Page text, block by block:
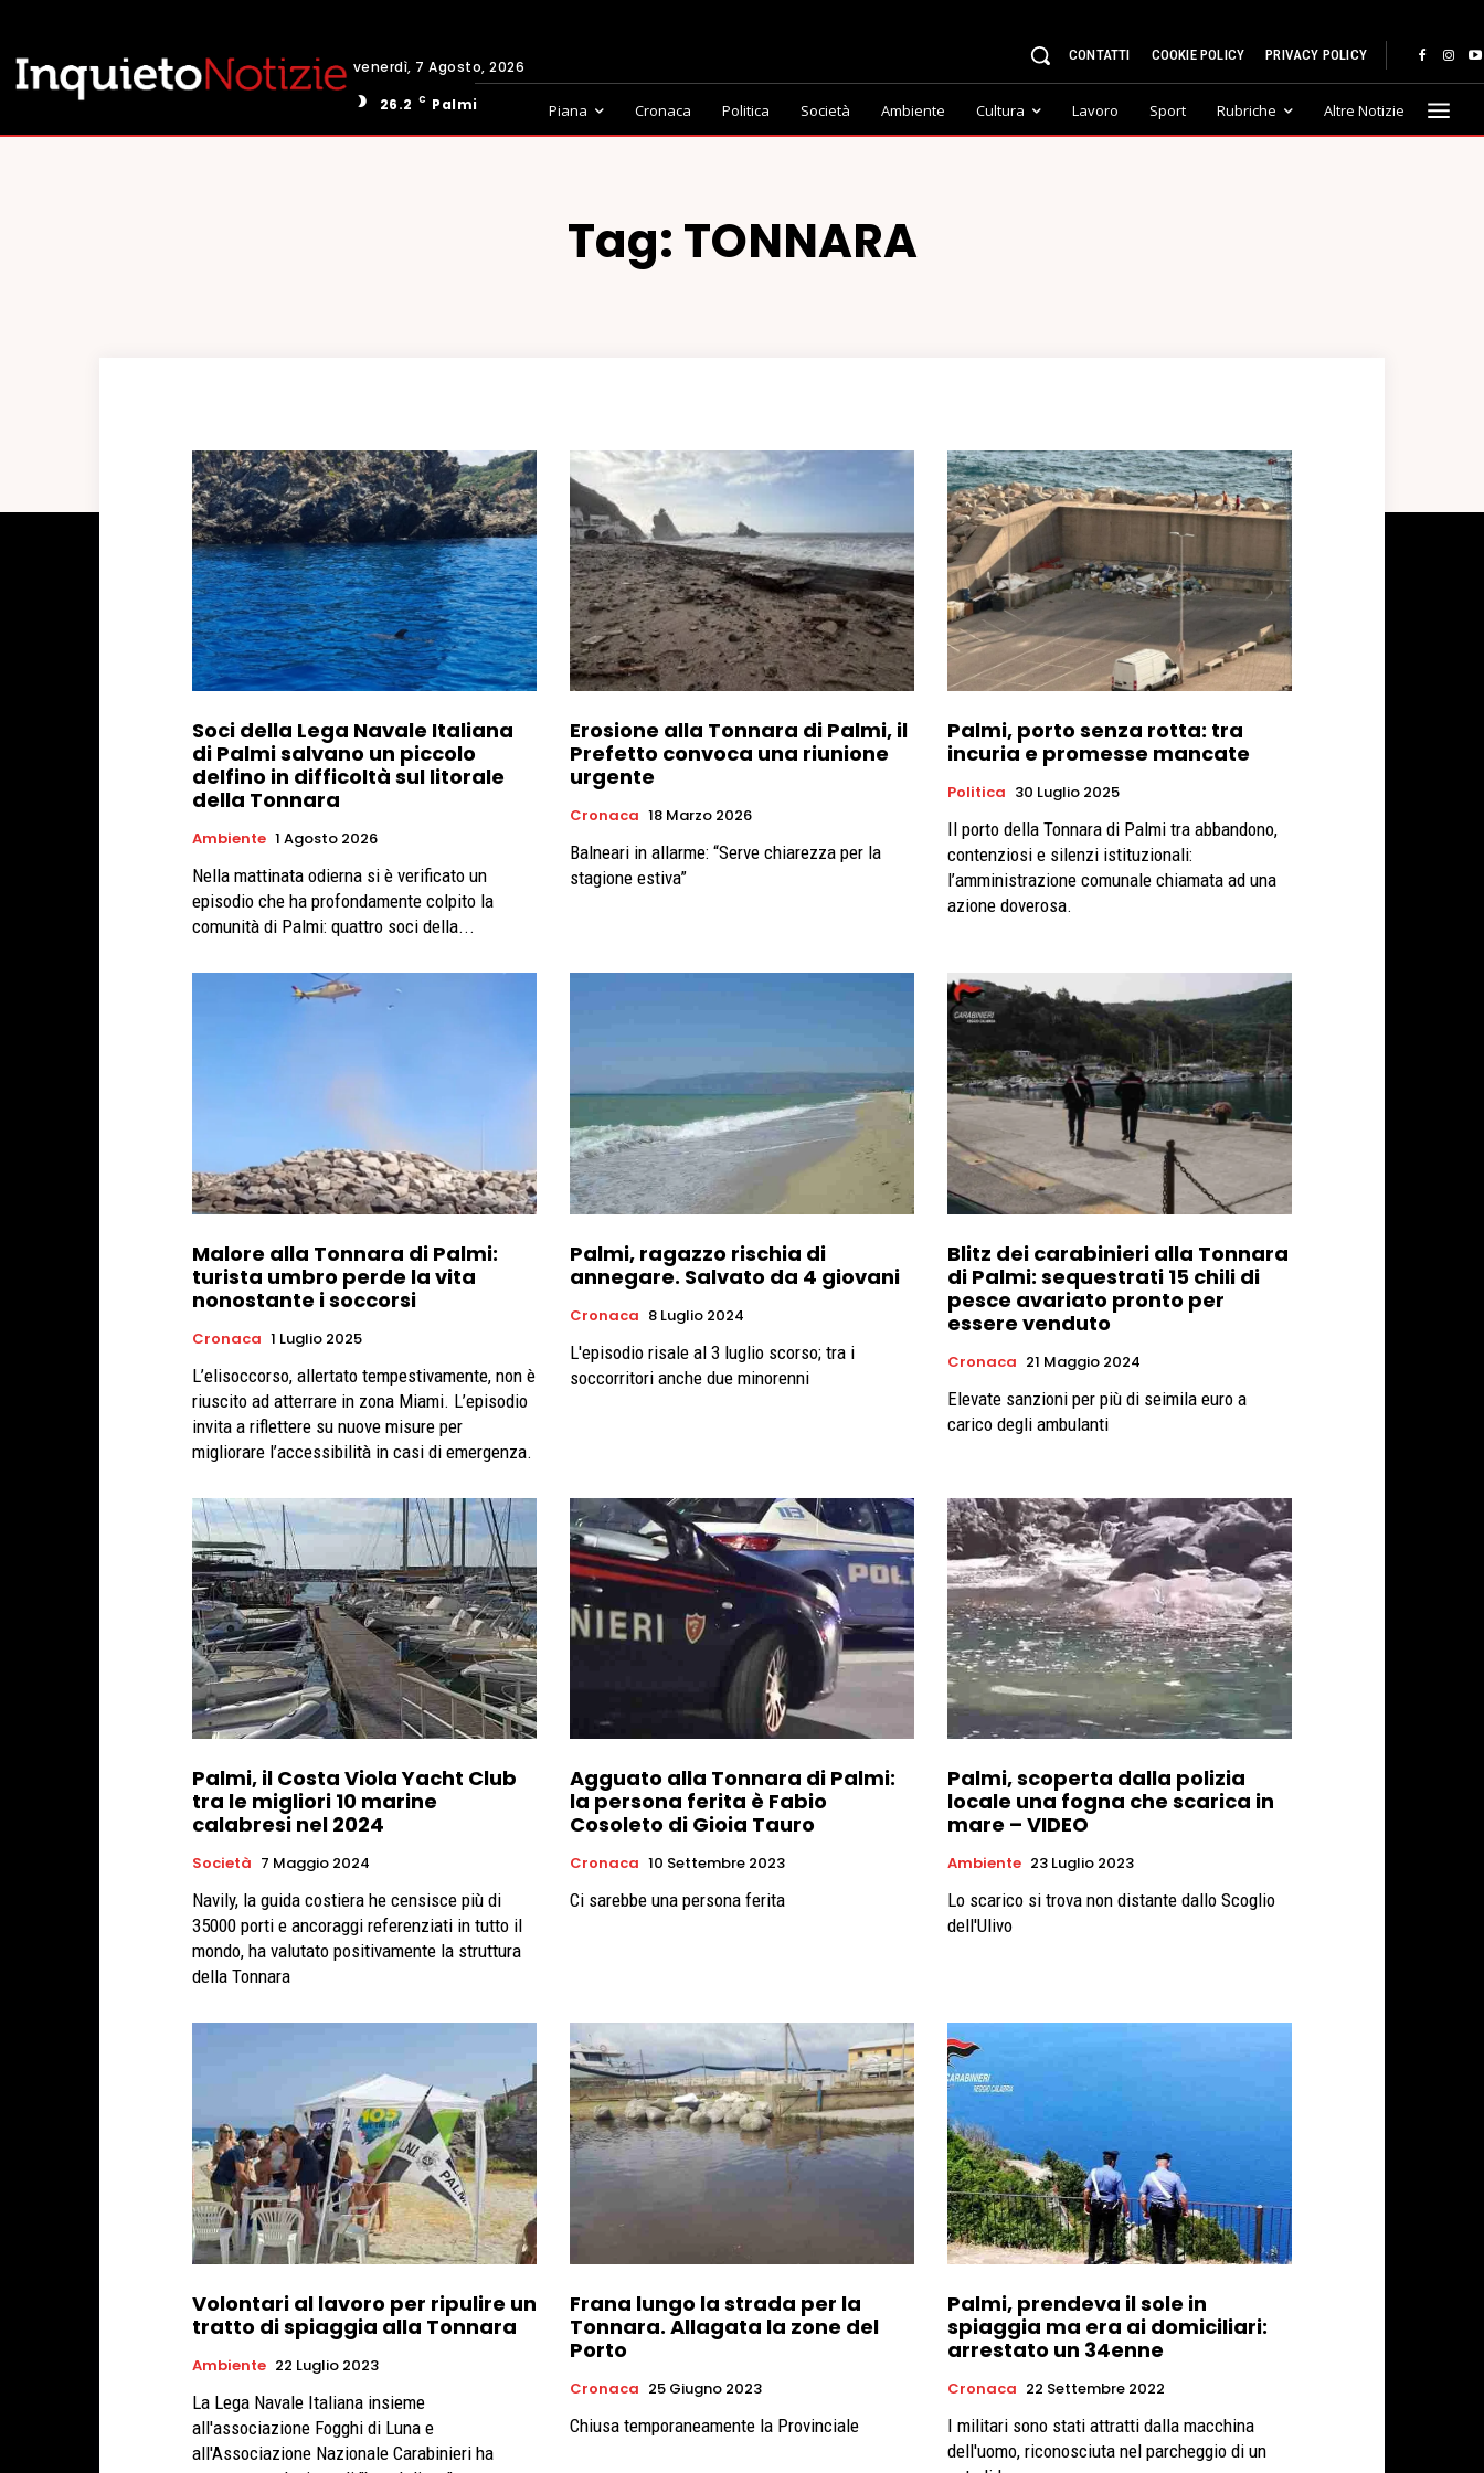
venerdì, 7 Agosto, 2026
26.2
C Palmi
CONTATTI COOKIE POLICY PRIVACY POLICY
Piana Cronaca Politica Società Ambiente Cultura Lavoro Sport Rubriche Altre Notizie
Tag: TONNARA
Soci della Lega Navale Italiana
di Palmi salvano un piccolo
delfino in difficoltà sul litorale
della Tonnara
Ambiente 1 Agosto 2026
Nella mattinata odierna si è verificato un
episodio che ha profondamente colpito la
comunità di Palmi: quattro soci della...
Erosione alla Tonnara di Palmi, il
Prefetto convoca una riunione
urgente
Cronaca 18 Marzo 2026
Balneari in allarme: “Serve chiarezza per la
stagione estiva”
Palmi, porto senza rotta: tra
incuria e promesse mancate
Politica 30 Luglio 2025
Il porto della Tonnara di Palmi tra abbandono,
contenziosi e silenzi istituzionali:
l’amministrazione comunale chiamata ad una
azione doverosa.
Malore alla Tonnara di Palmi:
turista umbro perde la vita
nonostante i soccorsi
Cronaca 1 Luglio 2025
L’elisoccorso, allertato tempestivamente, non è
riuscito ad atterrare in zona Miami. L’episodio
invita a riflettere su nuove misure per
migliorare l’accessibilità in casi di emergenza.
Palmi, ragazzo rischia di
annegare. Salvato da 4 giovani
Cronaca 8 Luglio 2024
L'episodio risale al 3 luglio scorso; tra i
soccorritori anche due minorenni
Blitz dei carabinieri alla Tonnara
di Palmi: sequestrati 15 chili di
pesce avariato pronto per
essere venduto
Cronaca 21 Maggio 2024
Elevate sanzioni per più di seimila euro a
carico degli ambulanti
Palmi, il Costa Viola Yacht Club
tra le migliori 10 marine
calabresi nel 2024
Società 7 Maggio 2024
Navily, la guida costiera he censisce più di
35000 porti e ancoraggi referenziati in tutto il
mondo, ha valutato positivamente la struttura
della Tonnara
Agguato alla Tonnara di Palmi:
la persona ferita è Fabio
Cosoleto di Gioia Tauro
Cronaca 10 Settembre 2023
Ci sarebbe una persona ferita
Palmi, scoperta dalla polizia
locale una fogna che scarica in
mare – VIDEO
Ambiente 23 Luglio 2023
Lo scarico si trova non distante dallo Scoglio
dell'Ulivo
Volontari al lavoro per ripulire un
tratto di spiaggia alla Tonnara
Ambiente 22 Luglio 2023
La Lega Navale Italiana insieme
all'associazione Fogghi di Luna e
all'Associazione Nazionale Carabinieri ha
Frana lungo la strada per la
Tonnara. Allagata la zone del
Porto
Cronaca 25 Giugno 2023
Chiusa temporaneamente la Provinciale
Palmi, prendeva il sole in
spiaggia ma era ai domiciliari:
arrestato un 34enne
Cronaca 22 Settembre 2022
I militari sono stati attratti dalla macchina
dell'uomo, riconosciuta nel parcheggio di un